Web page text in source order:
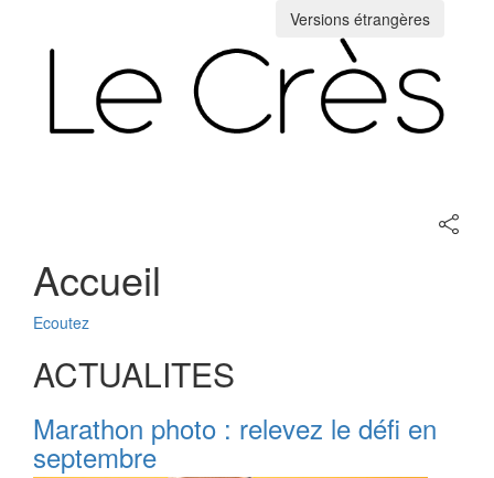
Versions étrangères
sur
Accueil
Ecoutez
ACTUALITES
Marathon photo : relevez le défi en
septembre